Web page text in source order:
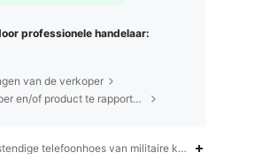
professionele handelaar:
van de verkoper
klik hier om deze verkoper en/of product te rapporteren.
telefoonhoes van militaire kwaliteit,Anti-